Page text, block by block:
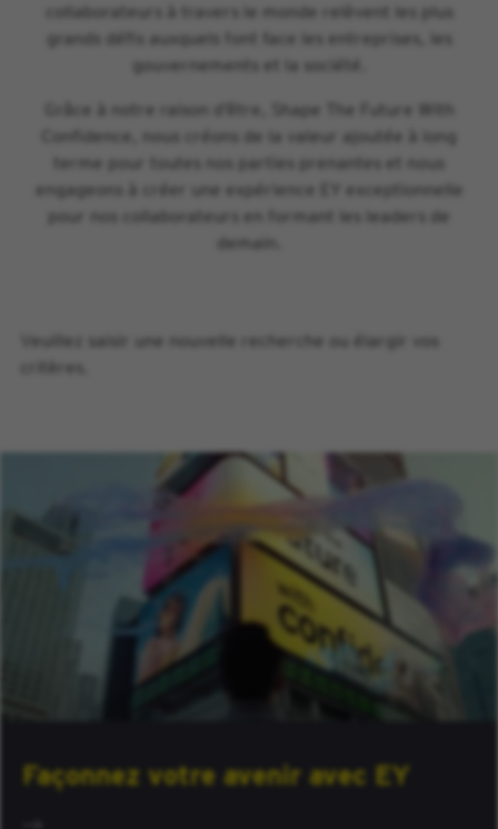
collaborateurs à travers le monde relèvent les plus
grands défis auxquels font face les entreprises, les
gouvernements et la société.
Grâce à notre raison d’être, Shape The Future With
Confidence, nous créons de la valeur ajoutée à long
terme pour toutes nos parties prenantes et nous
engageons à créer une expérience EY exceptionnelle
pour nos collaborateurs en formant les leaders de
demain.
Veuillez saisir une nouvelle recherche ou élargir vos
critères.
Façonnez votre avenir avec EY